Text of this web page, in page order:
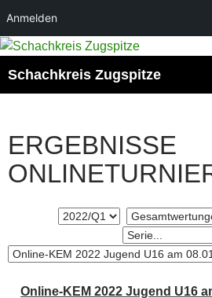
Anmelden
Zum
springen
Schachkreis Zugspitze
ERGEBNISSE
Online-KEM 2022 Jugend U16